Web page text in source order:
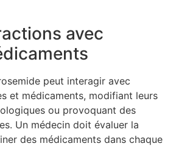
avec
peut interagir avec
et médicaments, modifiant leurs
ou provoquant des
Un médecin doit évaluer la
des médicaments dans chaque